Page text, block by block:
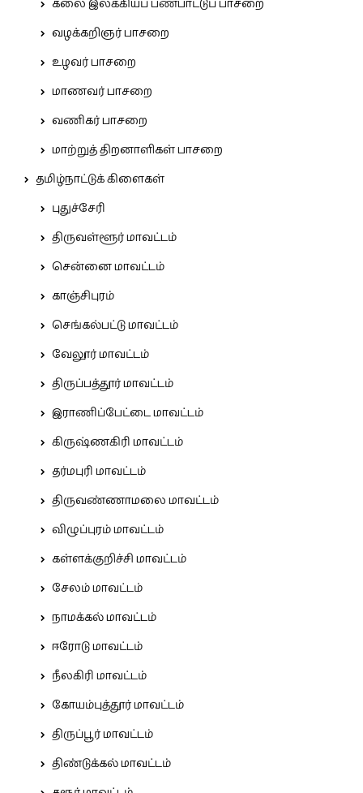
கலை இலக்கியப் பண்பாட்டுப் பாசறை
வழக்கறிஞர் பாசறை
உழவர் பாசறை
மாணவர் பாசறை
வணிகர் பாசறை
மாற்றுத் திறனாளிகள் பாசறை
தமிழ்நாட்டுக் கிளைகள்
புதுச்சேரி
திருவள்ளூர் மாவட்டம்
சென்னை மாவட்டம்
காஞ்சிபுரம்
செங்கல்பட்டு மாவட்டம்
வேலூர் மாவட்டம்
திருப்பத்தூர் மாவட்டம்
இராணிப்பேட்டை மாவட்டம்
கிருஷ்ணகிரி மாவட்டம்
தர்மபுரி மாவட்டம்
திருவண்ணாமலை மாவட்டம்
விழுப்புரம் மாவட்டம்
கள்ளக்குறிச்சி மாவட்டம்
சேலம் மாவட்டம்
நாமக்கல் மாவட்டம்
ஈரோடு மாவட்டம்
நீலகிரி மாவட்டம்
கோயம்புத்தூர் மாவட்டம்
திருப்பூர் மாவட்டம்
திண்டுக்கல் மாவட்டம்